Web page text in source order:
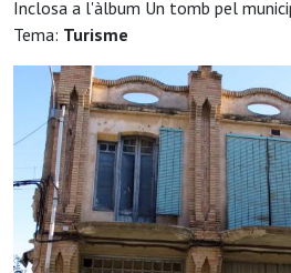
Inclosa a l'àlbum Un tomb pel
Tema: Turisme